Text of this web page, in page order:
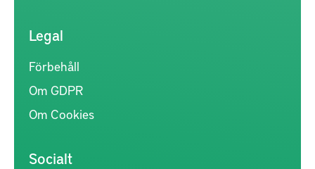
Legal
Förbehåll
Om GDPR
Om Cookies
Socialt